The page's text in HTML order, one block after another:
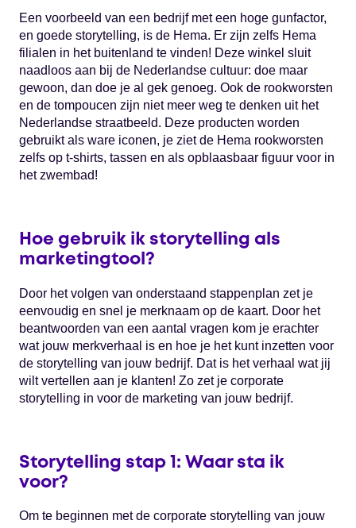
Een voorbeeld van een bedrijf met een hoge gunfactor,
en goede storytelling, is de Hema. Er zijn zelfs Hema
filialen in het buitenland te vinden! Deze winkel sluit
naadloos aan bij de Nederlandse cultuur: doe maar
gewoon, dan doe je al gek genoeg. Ook de rookworsten
en de tompoucen zijn niet meer weg te denken uit het
Nederlandse straatbeeld. Deze producten worden
gebruikt als ware iconen, je ziet de Hema rookworsten
zelfs op t-shirts, tassen en als opblaasbaar figuur voor in
het zwembad!
Hoe gebruik ik storytelling als
marketingtool?
Door het volgen van onderstaand stappenplan zet je
eenvoudig en snel je merknaam op de kaart. Door het
beantwoorden van een aantal vragen kom je erachter
wat jouw merkverhaal is en hoe je het kunt inzetten voor
de storytelling van jouw bedrijf. Dat is het verhaal wat jij
wilt vertellen aan je klanten! Zo zet je corporate
storytelling in voor de marketing van jouw bedrijf.
Storytelling stap 1: Waar sta ik
voor?
Om te beginnen met de corporate storytelling van jouw